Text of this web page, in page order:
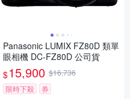
Panasonic LUMIX FZ80D 類單
眼相機 DC-FZ80D 公司貨
$15,900 $16,736
限時下殺
券